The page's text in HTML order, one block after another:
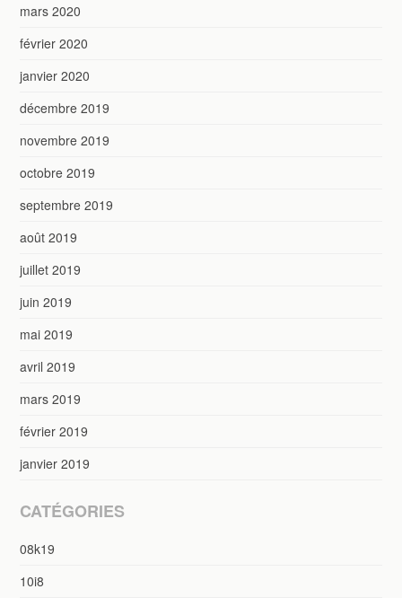
mars 2020
février 2020
janvier 2020
décembre 2019
novembre 2019
octobre 2019
septembre 2019
août 2019
juillet 2019
juin 2019
mai 2019
avril 2019
mars 2019
février 2019
janvier 2019
CATÉGORIES
08k19
10i8